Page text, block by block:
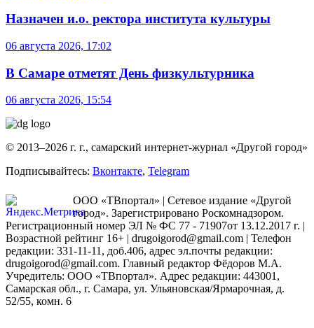
Назначен и.о. ректора института культуры
06 августа 2026, 17:02
В Самаре отметят День физкультурника
06 августа 2026, 15:54
© 2013–2026 г. г., самарский интернет-журнал «Другой город»
Подписывайтесь: Вконтакте, Telegram
ООО «ТВпортал» | Сетевое издание «Другой
город». Зарегистрировано Роскомнадзором.
Регистрационный номер ЭЛ № ФС 77 - 71907от 13.12.2017 г. |
Возрастной рейтинг 16+ | drugoigorod@gmail.com | Телефон
редакции: 331-11-11, доб.406, адрес эл.почты редакции:
drugoigorod@gmail.com. Главный редактор Фёдоров М.А.
Учредитель: ООО «ТВпортал». Адрес редакции: 443001,
Самарская обл., г. Самара, ул. Ульяновская/Ярмарочная, д.
52/55, комн. 6